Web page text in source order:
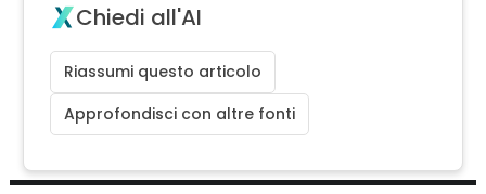
Chiedi all'AI
Riassumi questo articolo
Approfondisci con altre fonti